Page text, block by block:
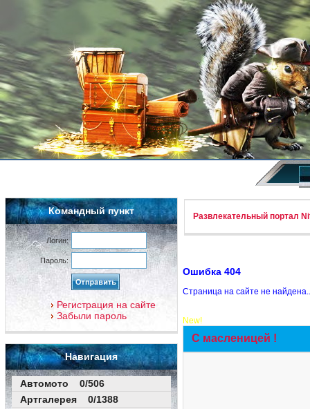
Командный пункт
Логин:
Пароль:
Регистрация на сайте
Забыли пароль
Навигация
Автомото 0/506
Артгалерея 0/1388
Развлекательный портал
Ошибка 404
Страница на сайте не
New!
С масленицей !